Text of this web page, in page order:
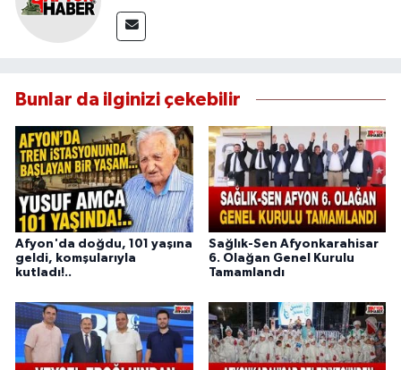
Bunlar da ilginizi çekebilir
Afyon'da doğdu, 101 yaşına
geldi, komşularıyla
kutladı!..
Sağlık-Sen Afyonkarahisar
6. Olağan Genel Kurulu
Tamamlandı